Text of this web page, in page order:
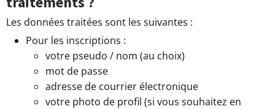
Les données traitées sont les suivantes :
Pour les inscriptions :
votre pseudo / nom (au choix)
mot de passe
adresse de courrier électronique
votre photo de profil (si vous souhaitez en